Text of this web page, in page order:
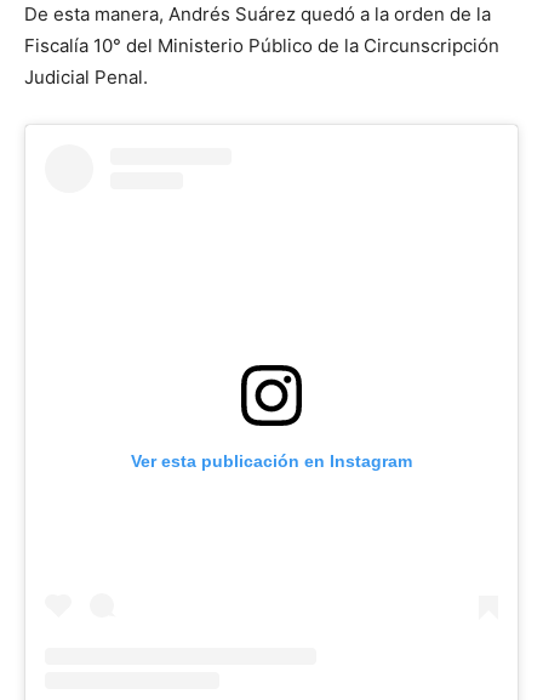
De esta manera, Andrés Suárez quedó a la orden de la
Fiscalía 10° del Ministerio Público de la Circunscripción
Judicial Penal.
Ver esta publicación en Instagram